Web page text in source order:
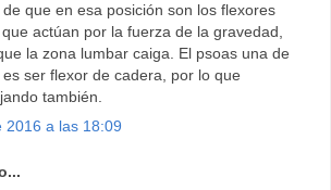
que en esa posición son los flexores
actúan por la fuerza de la gravedad,
la zona lumbar caiga. El psoas una de
ser flexor de cadera, por lo que
también.
2016 a las 18:09